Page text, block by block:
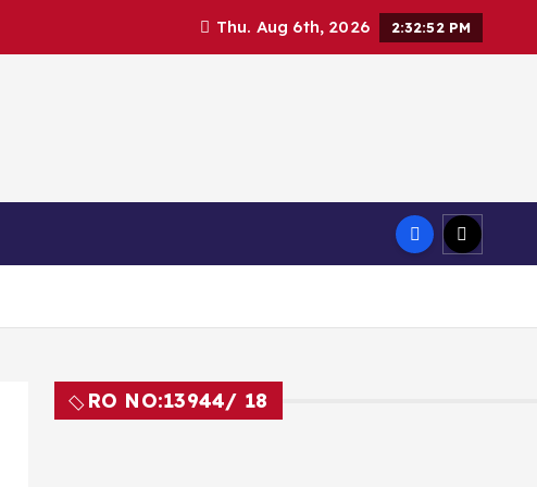
Thu. Aug 6th, 2026 2:32:53 PM
RO NO:13944/ 18